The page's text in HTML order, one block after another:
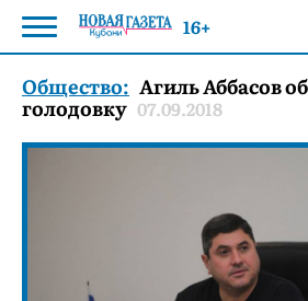
Общество: Агиль Аббасов
голодовку 07.09.2018
16+